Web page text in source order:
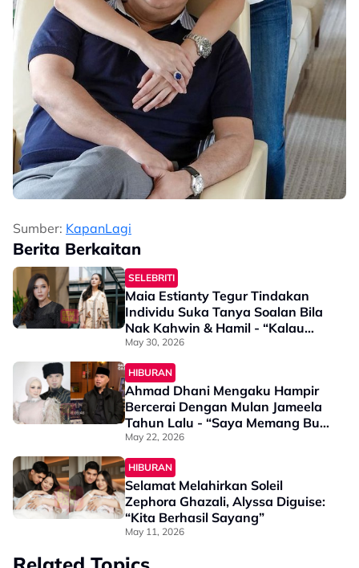
Sumber: KapanLagi
Berita Berkaitan
SELEBRITI
Maia Estianty Tegur Tindakan
Individu Suka Tanya Soalan Bila
Nak Kahwin & Hamil - “Kalau
Kamu Ditanya Balik Bila
Meninggal…”
May 30, 2026
HIBURAN
Ahmad Dhani Mengaku Hampir
Bercerai Dengan Mulan Jameela
Tahun Lalu - “Saya Memang Buat
Keputusan…”
May 22, 2026
HIBURAN
Selamat Melahirkan Soleil
Zephora Ghazali, Alyssa Diguise:
“Kita Berhasil Sayang”
May 11, 2026